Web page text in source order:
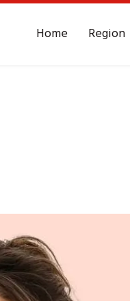
Home Region